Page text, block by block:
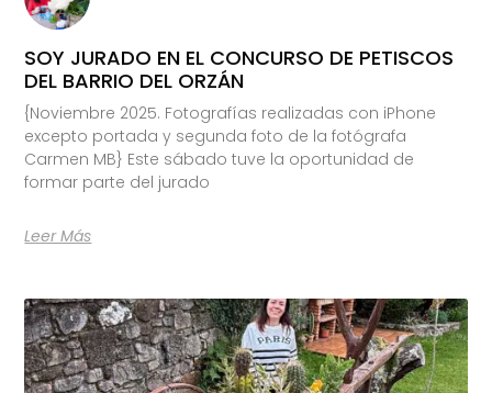
SOY JURADO EN EL CONCURSO DE PETISCOS
DEL BARRIO DEL ORZÁN
{Noviembre 2025. Fotografías realizadas con iPhone
excepto portada y segunda foto de la fotógrafa
Carmen MB} Este sábado tuve la oportunidad de
formar parte del jurado
Leer Más